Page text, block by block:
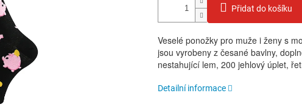
Přidat do košíku
Veselé ponožky pro muže i ženy s
jsou vyrobeny z česané bavlny,
nestahující lem, 200 jehlový úplet,
Detailní informace